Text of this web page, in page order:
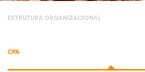
ESTRUTURA ORGANIZACIONAL
CPA